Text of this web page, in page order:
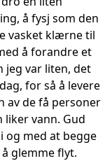
å fysj som den
vasket klærne til
å forandre et
jeg var liten, det
for så å levere
av de få personer
liker vann. Gud
og med at begge
glemme flyt.